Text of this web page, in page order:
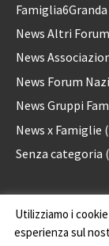
Famiglia6Granda
News Altri Forum
News
News Forum
News Gruppi
News x Famiglie
Senza categoria
Forum delle
via A. Rossi, 28 -
Utilizziamo i
esperienza sul